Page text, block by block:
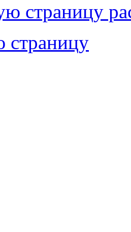
страницу
страницу